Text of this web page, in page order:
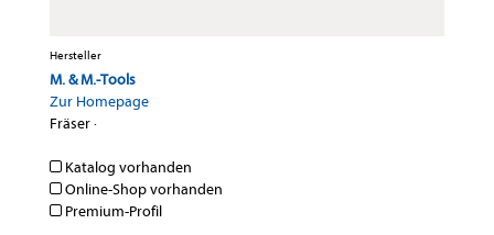
Hersteller
M. & M.-Tools
Zur Homepage
Fräser·
Katalog vorhanden
Online-Shop vorhanden
Premium-Profil